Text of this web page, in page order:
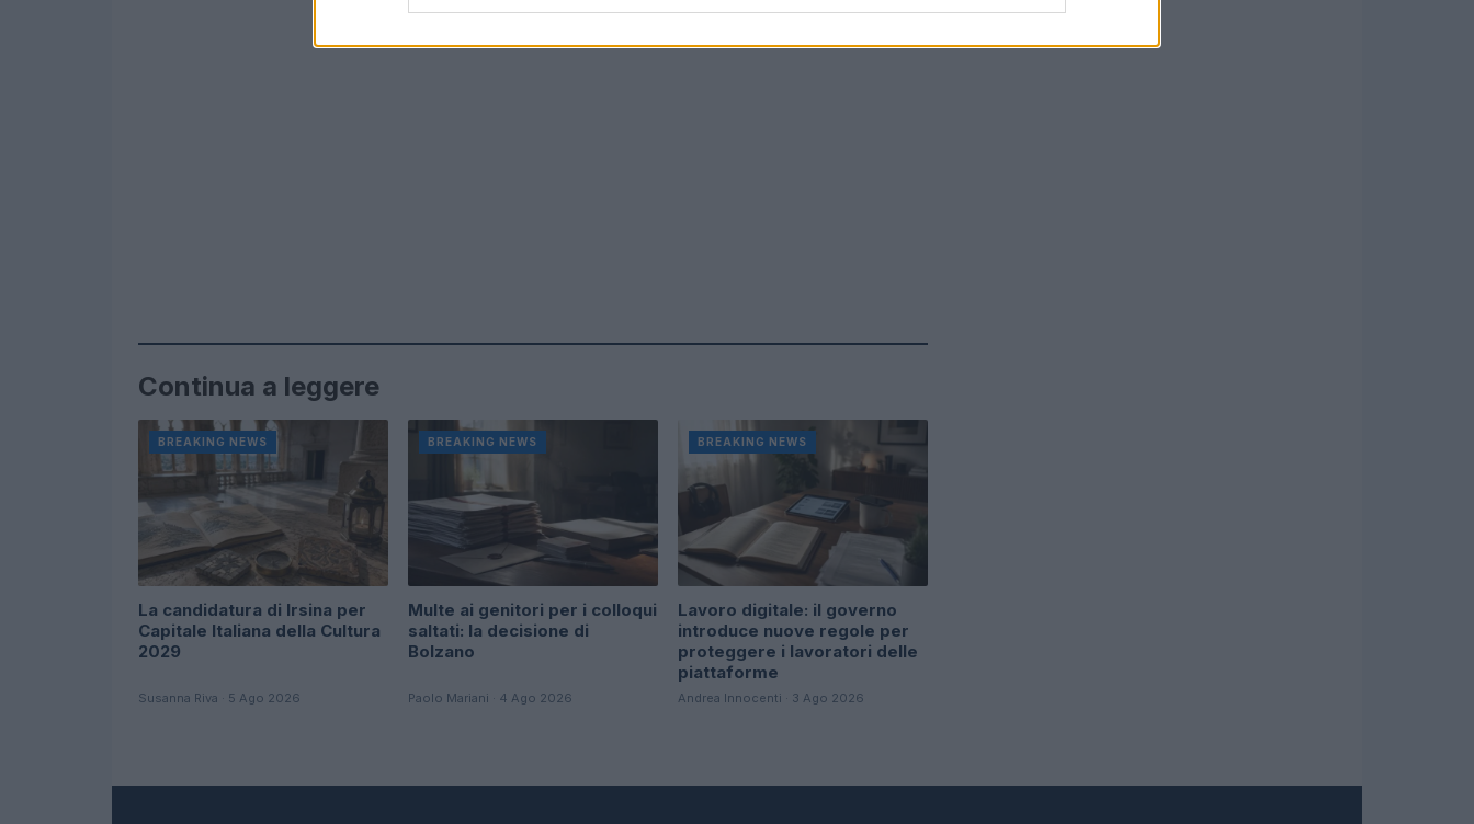
Continua a leggere
BREAKING NEWS
La candidatura di Irsina per
Capitale Italiana della Cultura
2029
Susanna Riva · 5 Ago 2026
BREAKING NEWS
Multe ai genitori per i colloqui
saltati: la decisione di
Bolzano
Paolo Mariani · 4 Ago 2026
BREAKING NEWS
Lavoro digitale: il governo
introduce nuove regole per
proteggere i lavoratori delle
piattaforme
Andrea Innocenti · 3 Ago 2026